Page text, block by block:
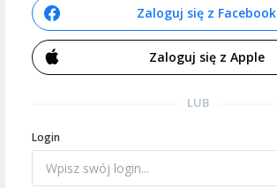
Zaloguj się z Facebook
Zaloguj się z Apple
LUB
Login